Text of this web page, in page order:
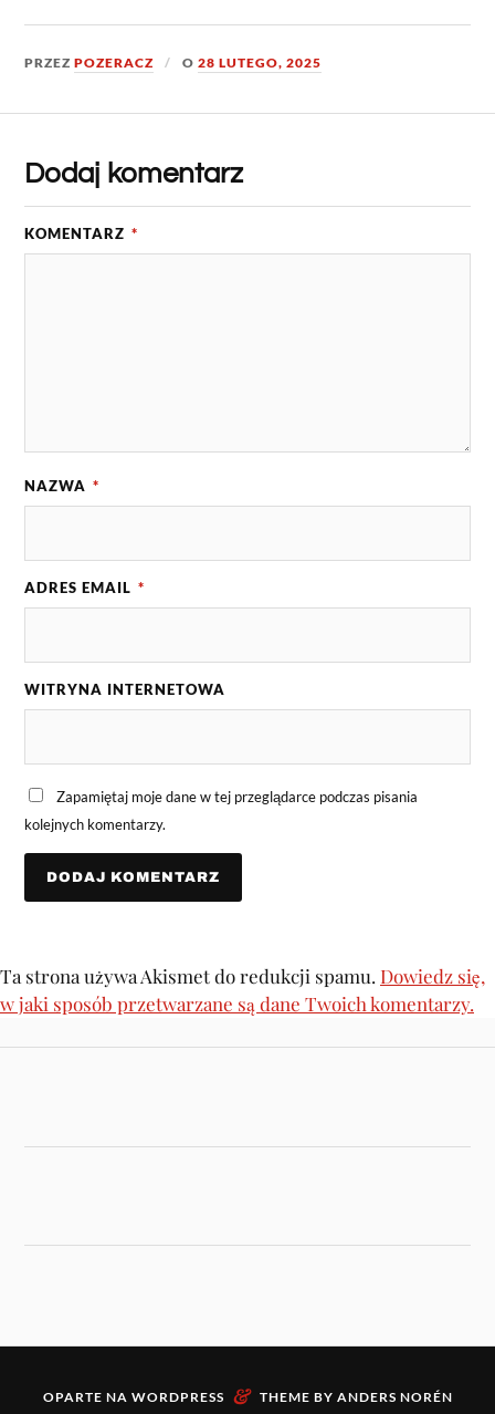
PRZEZPOZERACZ O28 LUTEGO, 2025
Dodaj komentarz
KOMENTARZ *
NAZWA *
ADRES EMAIL *
WITRYNA INTERNETOWA
Zapamiętaj moje dane w tej przeglądarce podczas pisania
kolejnych komentarzy.
Ta strona używa Akismet do redukcji spamu. Dowiedz się,
w jaki sposób przetwarzane są dane Twoich komentarzy.
OPARTE NA WORDPRESS & THEME BY ANDERS NORÉN